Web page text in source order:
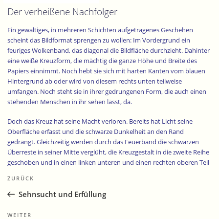
Der verheißene Nachfolger
Ein gewaltiges, in mehreren Schichten aufgetragenes Geschehen
scheint das Bildformat sprengen zu wollen: Im Vordergrund ein
feuriges Wolkenband, das diagonal die Bildfläche durchzieht. Dahinter
eine weiße Kreuzform, die mächtig die ganze Höhe und Breite des
Papiers einnimmt. Noch hebt sie sich mit harten Kanten vom blauen
Hintergrund ab oder wird von diesem rechts unten teilweise
umfangen. Noch steht sie in ihrer gedrungenen Form, die auch einen
stehenden Menschen in ihr sehen lässt, da.
Doch das Kreuz hat seine Macht verloren. Bereits hat Licht seine
Oberfläche erfasst und die schwarze Dunkelheit an den Rand
gedrängt. Gleichzeitig werden durch das Feuerband die schwarzen
Überreste in seiner Mitte verglüht, die Kreuzgestalt in die zweite Reihe
geschoben und in einen linken unteren und einen rechten oberen Teil
So sind von diesem Kreuz nur noch Fragmente übrig, die allerdings
durchkreuzt es und lässt uns die neue Wirklichkeit spüren: die
Beitragsnavigation
Vorheriger
Beitrag
ZURÜCK
Sehnsucht und Erfüllung
Nächster
WEITER